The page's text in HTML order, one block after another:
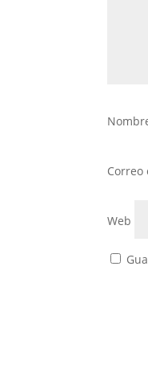
Web